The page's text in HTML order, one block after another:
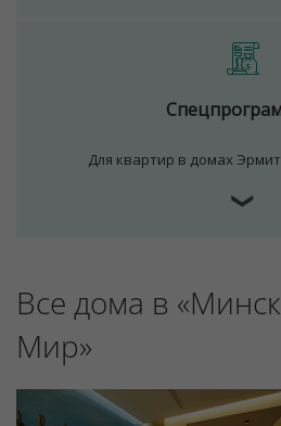
Для квартир в домах
❯
Все дома в «Минск
Мир»
используются cookies